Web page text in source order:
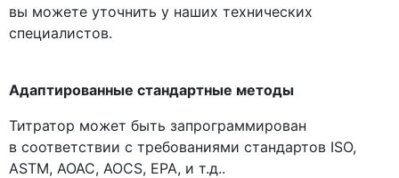
вы можете уточнить у наших технических
специалистов.
Адаптированные стандартные методы
Титратор может быть запрограммирован
в соответствии с требованиями стандартов ISO,
ASTM, AOAC, AOCS, EPA, и т.д..